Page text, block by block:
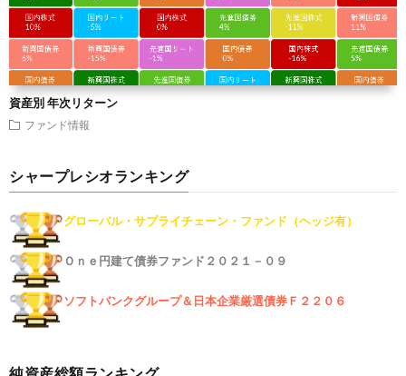
資産別 年次リターン
ファンド情報
シャープレシオランキング
グローバル・サプライチェーン・ファンド（ヘッジ有）
Ｏｎｅ円建て債券ファンド２０２１－０９
ソフトバンクグループ＆日本企業厳選債券Ｆ２２０６